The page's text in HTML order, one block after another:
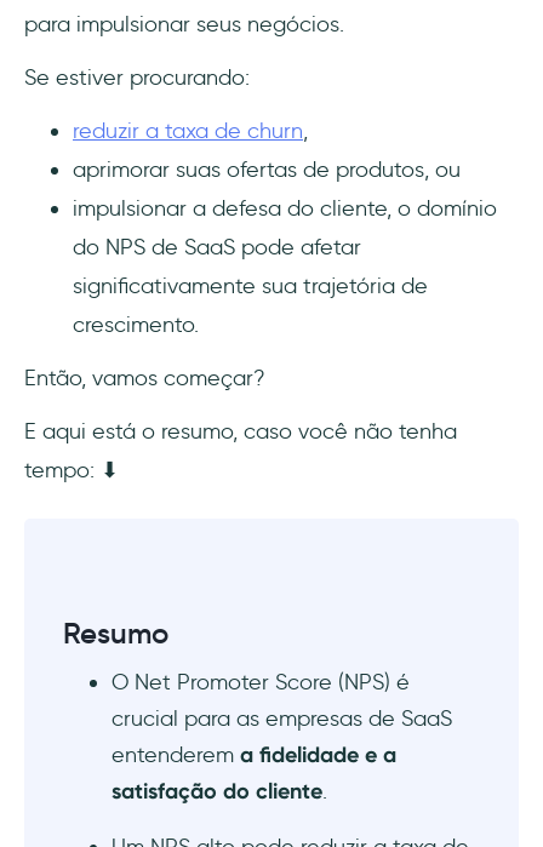
Como distribuir suas pesquisas NPS
1- Pesquisas por e-mail
2- Pesquisas in-app
3- Pesquisas no site
4- Pesquisas por SMS
7- Redes sociais
1- SurveyMonkey
2- Qualtrics
3- Delighted
para impulsionar seus negócios.
Se estiver procurando:
reduzir a taxa de churn,
aprimorar suas ofertas de produtos, ou
impulsionar a defesa do cliente, o domínio
do NPS de SaaS pode afetar
significativamente sua trajetória de
crescimento.
Então, vamos começar?
E aqui está o resumo, caso você não tenha
tempo: ⬇︎
Resumo
O Net Promoter Score (NPS) é
crucial para as empresas de SaaS
entenderem a fidelidade e a
satisfação do cliente.